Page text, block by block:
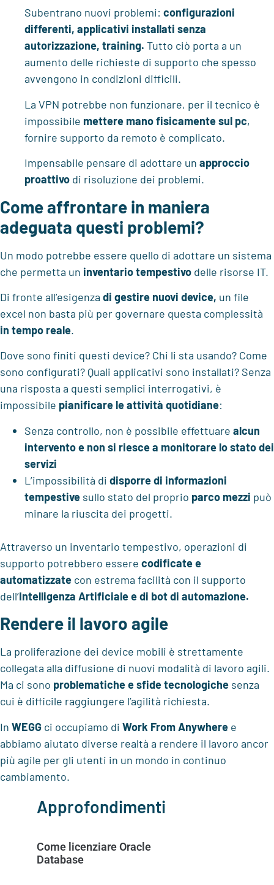
Subentrano nuovi problemi: configurazioni
differenti, applicativi installati senza
autorizzazione, training. Tutto ciò porta a un
aumento delle richieste di supporto che spesso
avvengono in condizioni difficili.
La VPN potrebbe non funzionare, per il tecnico è
impossibile mettere mano fisicamente sul pc,
fornire supporto da remoto è complicato.
Impensabile pensare di adottare un approccio
proattivo di risoluzione dei problemi.
Come affrontare in maniera
adeguata questi problemi?
Un modo potrebbe essere quello di adottare un sistema
che permetta un inventario tempestivo delle risorse IT.
Di fronte all’esigenza di gestire nuovi device, un file
excel non basta più per governare questa complessità
in tempo reale.
Dove sono finiti questi device? Chi li sta usando? Come
sono configurati? Quali applicativi sono installati? Senza
una risposta a questi semplici interrogativi, è
impossibile pianificare le attività quotidiane:
Senza controllo, non è possibile effettuare alcun
intervento e non si riesce a monitorare lo stato dei
servizi
L’impossibilità di disporre di informazioni
tempestive sullo stato del proprio parco mezzi può
minare la riuscita dei progetti.
Attraverso un inventario tempestivo, operazioni di
supporto potrebbero essere codificate e
automatizzate con estrema facilità con il supporto
dell’Intelligenza Artificiale e di bot di automazione.
Rendere il lavoro agile
La proliferazione dei device mobili è strettamente
collegata alla diffusione di nuovi modalità di lavoro agili.
Ma ci sono problematiche e sfide tecnologiche senza
cui è difficile raggiungere l’agilità richiesta.
In WEGG ci occupiamo di Work From Anywhere e
abbiamo aiutato diverse realtà a rendere il lavoro ancor
più agile per gli utenti in un mondo in continuo
cambiamento.
Approfondimenti
Come licenziare Oracle
Database